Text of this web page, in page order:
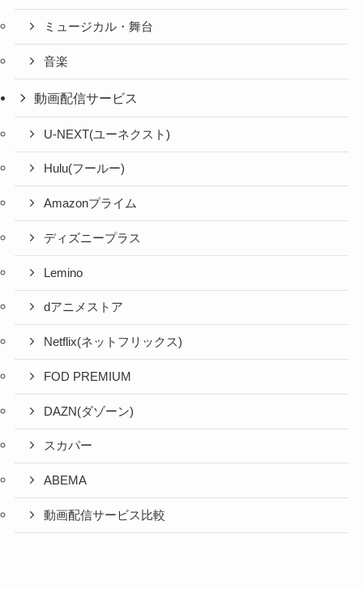
ミュージカル・舞台
音楽
動画配信サービス
U-NEXT(ユーネクスト)
Hulu(フールー)
Amazonプライム
ディズニープラス
Lemino
dアニメストア
Netflix(ネットフリックス)
FOD PREMIUM
DAZN(ダゾーン)
スカパー
ABEMA
動画配信サービス比較